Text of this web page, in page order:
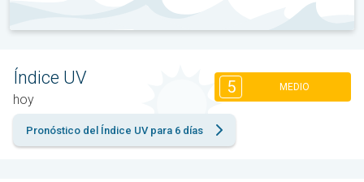
Índice UV
hoy
5 MEDIO
Pronóstico del Índice UV para 6 días